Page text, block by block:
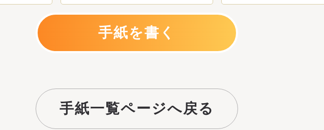
手紙を書く
手紙一覧ページへ戻る